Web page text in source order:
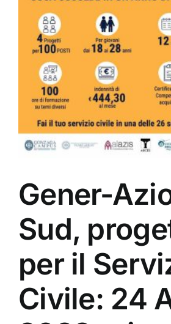
Gener-
Sud,
per il
Civile: 24